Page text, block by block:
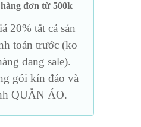
đơn từ 500k
20% tất cả sản
toán trước (ko
đang sale).
gói kín đáo và
QUẦN ÁO.